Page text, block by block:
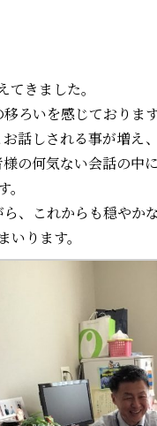
きました。
ろいを感じております
話しされる事が増え、
の何気ない会話の中
、これからも穏やか
ります。